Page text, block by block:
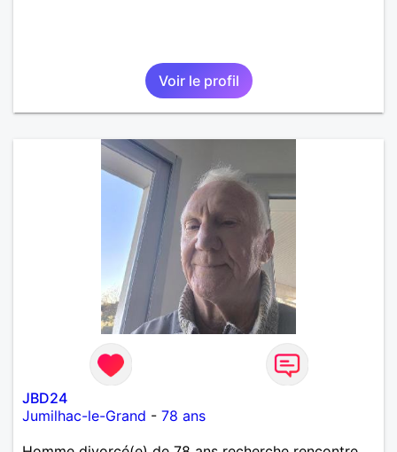
Voir le profil
JBD24
Jumilhac-le-Grand - 78 ans